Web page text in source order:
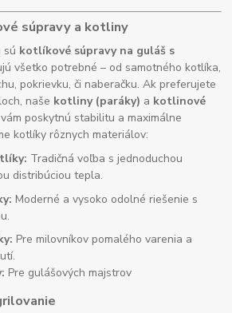
súpravy a kotliny
sú kotlíkové súpravy na guláš s
všetko potrebné – od samotného kotlíka,
pokrievku, či naberačku. Ak preferujete
naše kotliny (paráky) a kotlinové
vám poskytnú stabilitu a maximálne
kotlíky rôznych materiálov:
Tradičná voľba s jednoduchou
distribúciou tepla.
Moderné a vysoko odolné riešenie s
Pre milovníkov pomalého varenia a
Pre gulášových majstrov